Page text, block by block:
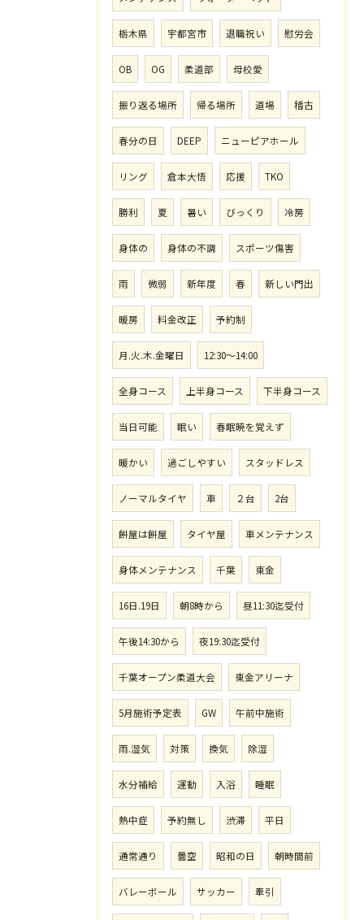
栃木県 宇都宮市 退職祝い 慰労会
OB OG 柔道部 母校愛
振り返る場所 帰る場所 道場 稽古
春分の日 DEEP ニューピアホール
リング 倉本大悟 応援 TKO
勝利 夏 暑い びっくり 冷房
身体の 身体の不調 スポーツ傷害
雨 微弱 新年度 春 新しい門出
暖房 料金改正 予約制
月.火.木.金曜日 12:30〜14:00
全身コース 上半身コース 下半身コース
当日可能 眠い 春眠暁を覚えず
暖かい 過ごしやすい スタッドレス
ノーマルタイヤ 車 ２台 2台
餅屋は餅屋 タイヤ屋 車メンテナンス
身体メンテナンス 千葉 東金
16日.19日 朝8時から 昼11:30迄受付
午後14:30から 夜19:30迄受付
千葉オープン柔道大会 東金アリーナ
5月施術予定表 GW 午前中施術
雨.湿気 対策 換気 除湿
水分補給 運動 入浴 睡眠
熱中症 予約無し 渋滞 平日
通常通り 曇空 昭和の日 朝時間前
バレーボール サッカー 牽引